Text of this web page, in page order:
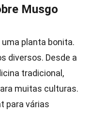
Musgo
planta bonita.
diversos. Desde a
tradicional,
muitas culturas.
para várias